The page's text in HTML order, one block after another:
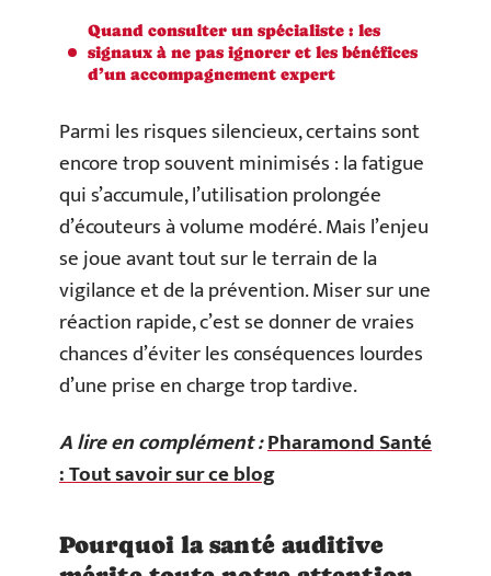
Quand consulter un spécialiste : les
signaux à ne pas ignorer et les bénéfices
d’un accompagnement expert
Parmi les risques silencieux, certains sont
encore trop souvent minimisés : la fatigue
qui s’accumule, l’utilisation prolongée
d’écouteurs à volume modéré. Mais l’enjeu
se joue avant tout sur le terrain de la
vigilance et de la prévention. Miser sur une
réaction rapide, c’est se donner de vraies
chances d’éviter les conséquences lourdes
d’une prise en charge trop tardive.
A lire en complément :Pharamond Santé
: Tout savoir sur ce blog
Pourquoi la santé auditive